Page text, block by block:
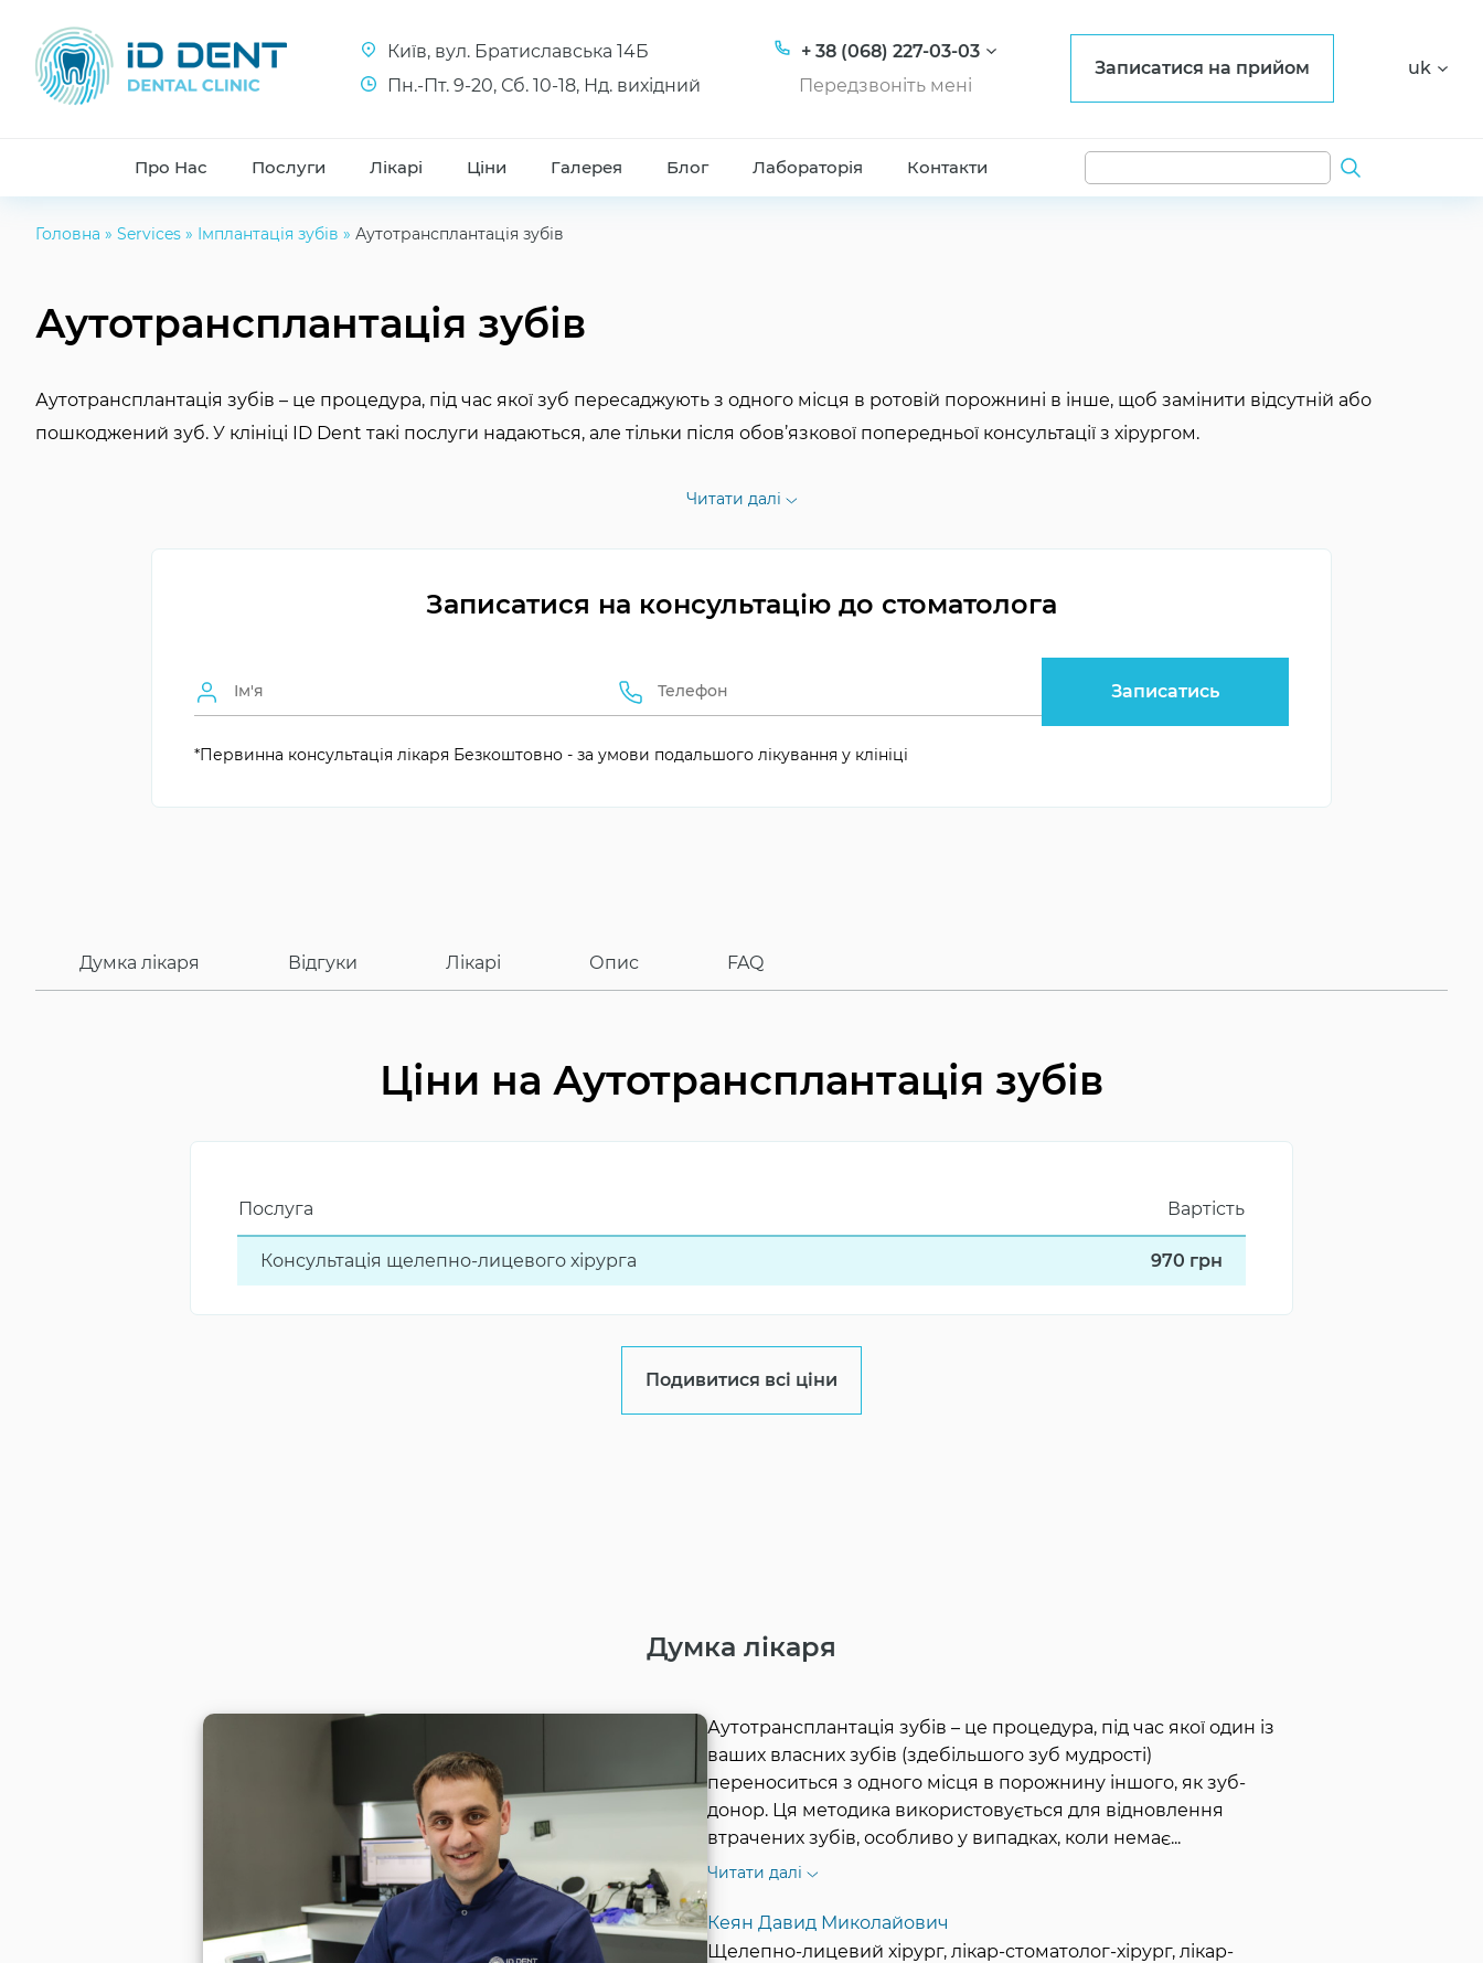
Київ, вул. Братиславська 14Б
Пн.-Пт. 9-20, Сб. 10-18, Нд. вихідний
+ 38 (068) 227-03-03
Передзвоніть мені
Записатися на прийом uk
Про Нас Послуги Лікарі Ціни Галерея Блог Лабораторія Контакти
Головна » Services » Імплантація зубів » Аутотрансплантація зубів
Аутотрансплантація зубів
Аутотрансплантація зубів – це процедура, під час якої зуб пересаджують з одного місця в ротовій порожнині в інше, щоб замінити відсутній або
пошкоджений зуб. У клініці ID Dent такі послуги надаються, але тільки після обов’язкової попередньої консультації з хірургом.
Тривалість процедури Від кількох годин
Травма, неправильне положення
Читати далі
Записатися на консультацію до стоматолога
*Первинна консультація лікаря Безкоштовно - за умови подальшого лікування у клініці
Думка лікаря Відгуки Лікарі Опис FAQ
Ціни на Аутотрансплантація зубів
Послуга Вартість
Консультація щелепно-лицевого хірурга 970 грн
Подивитися всі ціни
Думка лікаря
Аутотрансплантація зубів – це процедура, під час якої один із
ваших власних зубів (здебільшого зуб мудрості)
переноситься з одного місця в порожнину іншого, як зуб-
донор. Ця методика використовується для відновлення
втрачених зубів, особливо у випадках, коли немає...
Читати далі
Кеян Давид Миколайович
Щелепно-лицевий хірург, лікар-стоматолог-хірург, лікар-